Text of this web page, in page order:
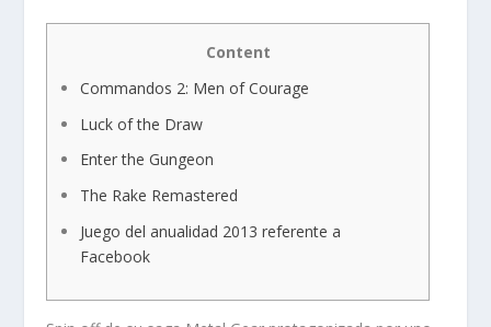
Content
Commandos 2: Men of Courage
Luck of the Draw
Enter the Gungeon
The Rake Remastered
Juego del anualidad 2013 referente a
Facebook